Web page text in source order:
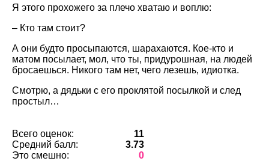
Я этого прохожего за плечо хватаю и воплю:
– Кто там стоит?
А они будто просыпаются, шарахаются. Кое-кто и
матом посылает, мол, что ты, придурошная, на людей
бросаешься. Никого там нет, чего лезешь, идиотка.
Смотрю, а дядьки с его проклятой посылкой и след
простыл…
Всего оценок:
11
Средний балл:
3.73
Это смешно:
0